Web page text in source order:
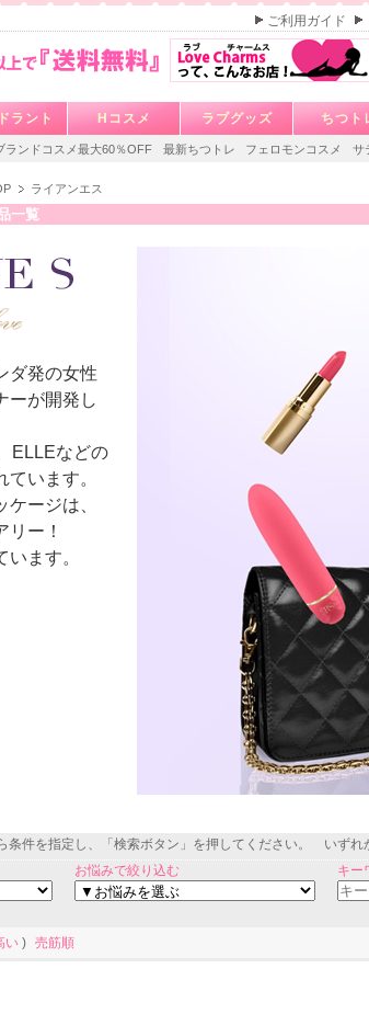
ご利用ガイド
ラント Hコスメ ラブグッズ ちつト
ランドコスメ最大60％OFF 最新ちつトレ フェロモンコスメ サ
ライアンエス
一覧
ダ発の女性
ーが開発し
ELLEなどの
います。
ージは、
リー！
ます。
条件を指定し、「検索ボタン」を押してください。 いずれ
お悩みで絞り込む キー
い ) 売筋順